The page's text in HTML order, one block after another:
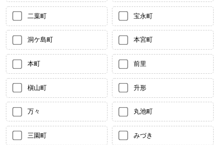
二葉町 宝永町
洞ケ島町 本宮町
本町 前里
槇山町 升形
万々 丸池町
三園町 みづき